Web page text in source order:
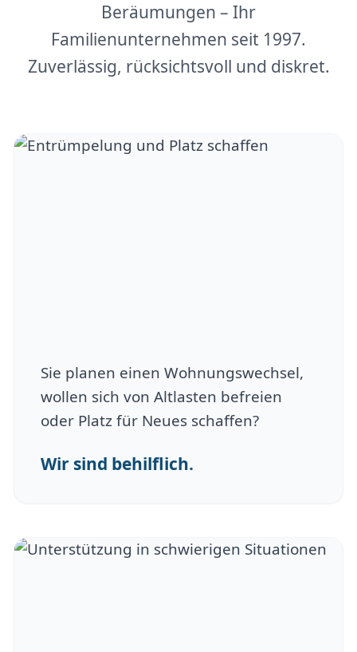
Beräumungen – Ihr
Familienunternehmen seit 1997.
Zuverlässig, rücksichtsvoll und diskret.
Sie planen einen Wohnungswechsel,
wollen sich von Altlasten befreien
oder Platz für Neues schaffen?
Wir sind behilflich.